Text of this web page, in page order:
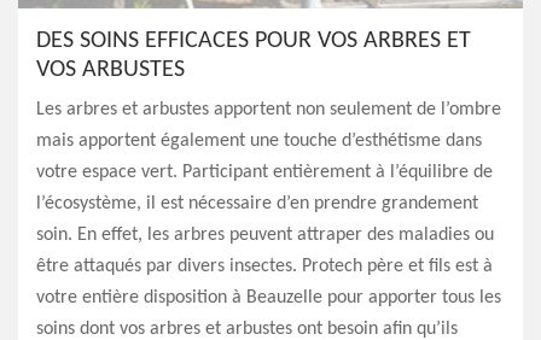
DES SOINS EFFICACES POUR VOS ARBRES ET
VOS ARBUSTES
Les arbres et arbustes apportent non seulement de l’ombre
mais apportent également une touche d’esthétisme dans
votre espace vert. Participant entièrement à l’équilibre de
l’écosystème, il est nécessaire d’en prendre grandement
soin. En effet, les arbres peuvent attraper des maladies ou
être attaqués par divers insectes. Protech père et fils est à
votre entière disposition à Beauzelle pour apporter tous les
soins dont vos arbres et arbustes ont besoin afin qu’ils